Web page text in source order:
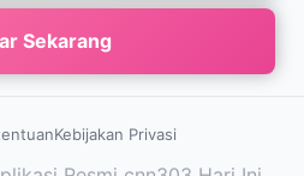
Sekarang
Kebijakan Privasi